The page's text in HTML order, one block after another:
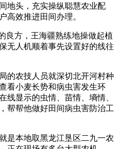
地头，充实操纵聪慧农业配
高效推进田间办理。
方，王海疆熟练地操做起植
无人机顺着事先设置好的线往
农技人员就深切北开河村种
看小麦长势和病虫害发生环
线显示的虫情、苗情、墒情、
帮帮他做好田间病虫害防治工
本地取黑龙江垦区二九一农